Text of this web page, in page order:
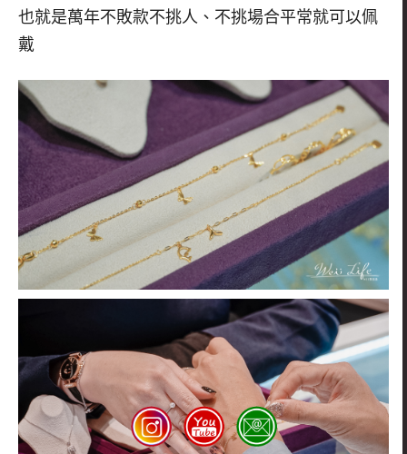
也就是萬年不敗款不挑人、不挑場合平常就可以佩
戴